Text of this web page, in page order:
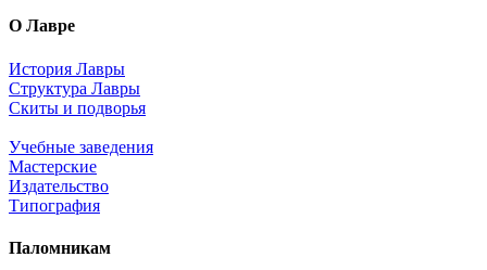
О Лавре
История Лавры
Структура Лавры
Скиты и подворья
Учебные заведения
Мастерские
Издательство
Типография
Паломникам